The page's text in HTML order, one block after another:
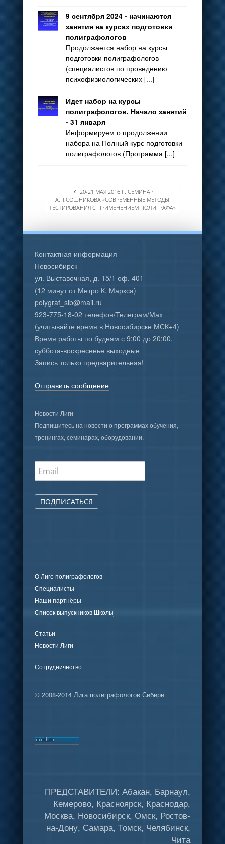
9 сентября 2024 - начинаются
занятия на курсах подготовки
полиграфологов
Продолжается набор на курсы
подготовки полиграфологов
(специалистов по проведению
психофизиологических [...]
Идет набор на курсы
полиграфологов. Начало занятий
- 31 января
Информируем о продолжении
набора на Полный курс подготовки
полиграфологов (Программа [...]
20-21 МАЯ 2016 Г. СЕМИНАР
А.П.СОШНИКОВА «СОВРЕМЕННЫЕ МЕТОДЫ
ТЕСТИРОВАНИЯ С ПРИМЕНЕНИЕМ ПОЛИГРАФА»
Контактная информация
Новосибирск
ул. Выставочная, д. 15/1 оф. 401
(12 минут от Метро К. Маркса)
polygraf_sib@mail.ru
923-775-18-02 телефон/Телеграм/Мах
(учитывайте время в Новосибирске МСК+4)
Время работы по будням с 9:00 до 20:00,
суббота-воскресенье выходные
Запись только предварительная!
Отправить сообщение
Новости Лиги
Подпишитесь на новости о программах обучения,
тренингах, семинарах, оборудовании.
ПОДПИСАТЬСЯ
О Лиге полиграфологов
Специалисты
Наши партнёры
Список выпускников Школы
Статьи
Новости Лиги
Сотрудничество
© 2008-2014 Лига полиграфологов Сибири
ПРЕДСТАВИТЕЛИ: Абакан, Барнаул,
Кемерово, Красноярск, Краснодар,
Москва, Новосибирск, Омск, Ростов-
на-Дону, Самара, Томск, Челябинск,
Чита